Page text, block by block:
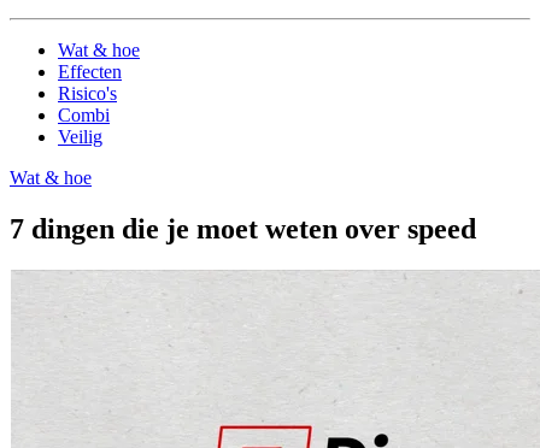
Wat & hoe
Effecten
Risico's
Combi
Veilig
Wat & hoe
7 dingen die je moet weten over speed